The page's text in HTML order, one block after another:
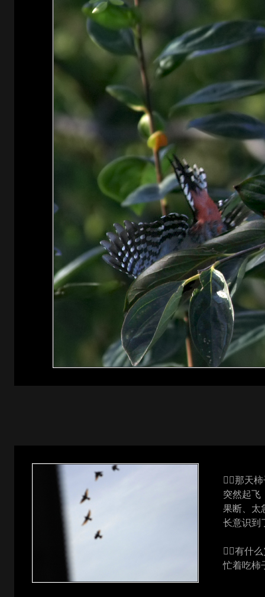
那天
突然起飞
果断、太
长意识到
有什
忙着吃